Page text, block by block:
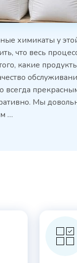
химикаты у
что весь
какие
всегда
Мы
…